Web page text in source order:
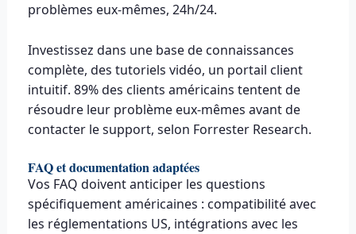
problèmes eux-mêmes, 24h/24.
Investissez dans une base de connaissances
complète, des tutoriels vidéo, un portail client
intuitif. 89% des clients américains tentent de
résoudre leur problème eux-mêmes avant de
contacter le support, selon Forrester Research.
FAQ et documentation adaptées
Vos FAQ doivent anticiper les questions
spécifiquement américaines : compatibilité avec
les réglementations US, intégrations avec les